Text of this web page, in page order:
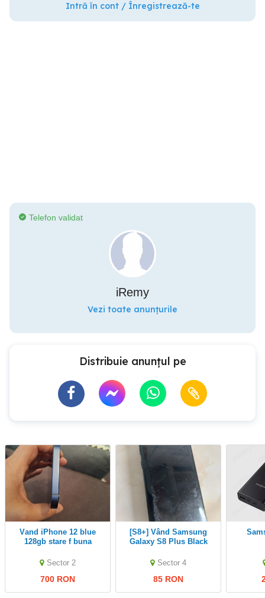
Intră în cont / Înregistrează-te
Telefon validat
iRemy
Vezi toate anunțurile
Distribuie anunțul pe
Vand iPhone 12 blue
128gb stare f buna
Sector 2
700 RON
[S8+] Vând Samsung
Galaxy S8 Plus Black
reale]
Sector 4
85 RON
Samsung Batterie